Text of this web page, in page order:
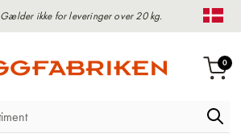
Gælder ikke for leveringer over 20 kg.
0